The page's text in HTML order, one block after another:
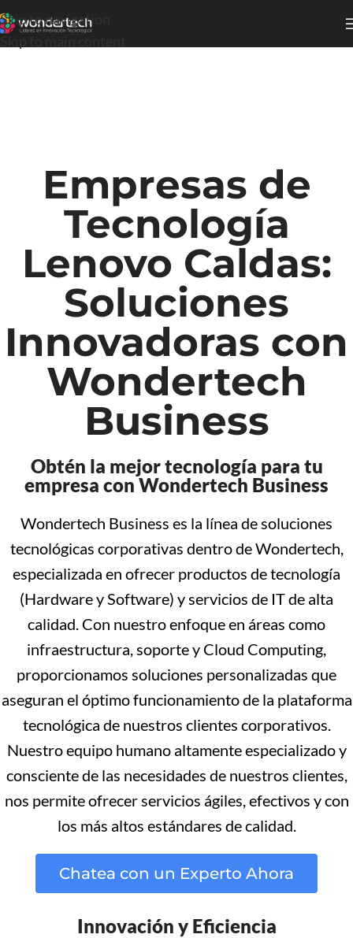
Skip to navigation
Empresas de
Tecnología
Lenovo Caldas:
Soluciones
Innovadoras con
Wondertech
Business
Obtén la mejor tecnología para tu
empresa con Wondertech Business
Wondertech Business es la línea de soluciones
tecnológicas corporativas dentro de Wondertech,
especializada en ofrecer productos de tecnología
(Hardware y Software) y servicios de IT de alta
calidad. Con nuestro enfoque en áreas como
infraestructura, soporte y Cloud Computing,
proporcionamos soluciones personalizadas que
aseguran el óptimo funcionamiento de la plataforma
tecnológica de nuestros clientes corporativos.
Nuestro equipo humano altamente especializado y
consciente de las necesidades de nuestros clientes,
nos permite ofrecer servicios ágiles, efectivos y con
los más altos estándares de calidad.
Chatea con un Experto Ahora
Innovación y Eficiencia